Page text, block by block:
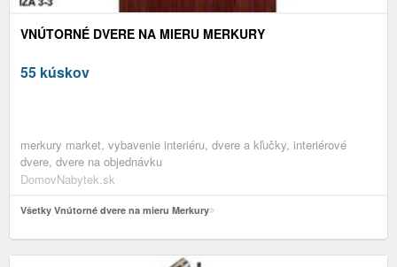
VNÚTORNÉ DVERE NA MIERU MERKURY
55 kúskov
merkury market, vybavenie interiéru, dvere a kľučky, interiérové
dvere, dvere na objednávku
DomovNabytek.sk
Všetky Vnútorné dvere na mieru Merkury